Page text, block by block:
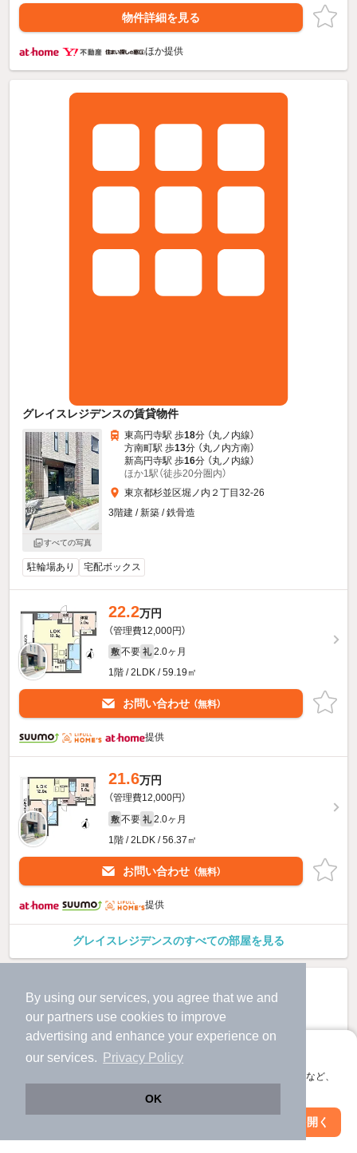
By using our services, you agree that we and
our partners use cookies to improve
advertising and enhance your experience on
our services.
Privacy Policy
OK
アプリに切り替えて、サクサクお部屋探し
会員登録なしですぐ使える。マップ検索やお気に入り保存など、
アプリを開く
物件詳細を見る
ほか提供
グレイスレジデンスの賃貸物件
すべての写真
東高円寺駅 歩18分 （丸ノ内線）
方南町駅 歩13分 （丸ノ内方南）
新高円寺駅 歩16分 （丸ノ内線）
ほか1駅（徒歩20分圏内）
東京都杉並区堀ノ内２丁目32-26
3階建 / 新築 / 鉄骨造
駐輪場あり 宅配ボックス
22.2万円
（管理費12,000円）
敷 不要 礼 2.0ヶ月
1階 / 2LDK / 59.19㎡
お問い合わせ （無料）
提供
21.6万円
（管理費12,000円）
敷 不要 礼 2.0ヶ月
1階 / 2LDK / 56.37㎡
お問い合わせ （無料）
提供
グレイスレジデンスのすべての部屋を見る
絞り込み条件を変更